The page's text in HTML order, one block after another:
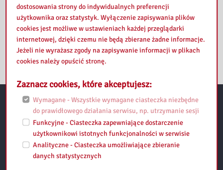
Przydatne linki:
Regulamin
Mapa strony
dostosowania strony do indywidualnych preferencji
użytkownika oraz statystyk. Wyłączenie zapisywania plików
cookies jest możliwe w ustawieniach każdej przeglądarki
internetowej, dzięki czemu nie będą zbierane żadne informacje.
Jeżeli nie wyrażasz zgody na zapisywanie informacji w plikach
cookies należy opuścić stronę.
Zaznacz cookies, które akceptujesz:
Wymagane - Wszystkie wymagane ciasteczka niezbędne
do prawidłowego działania serwisu, np. utrzymanie sesji
Funkcyjne - Ciasteczka zapewniające dostarczenie
użytkownikowi istotnych funkcjonalności w serwisie
Analityczne - Ciasteczka umożliwiające zbieranie
danych statystycznych